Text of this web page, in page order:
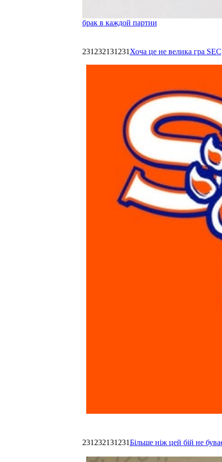
брак в каждой партии
231232131231 Хоча це не велика гра
231232131231Більше ніж цей бій не